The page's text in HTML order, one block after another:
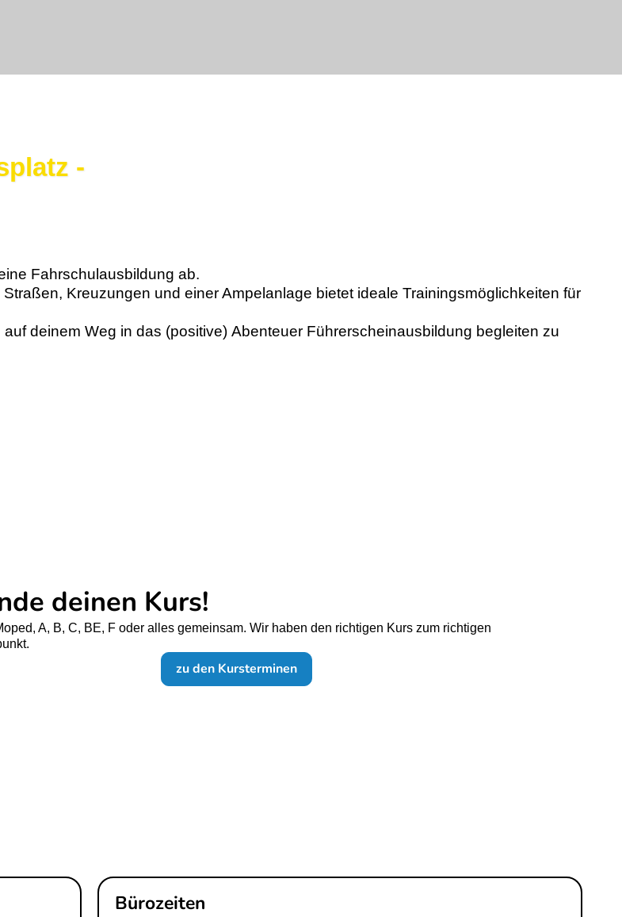
-
Fahrschulausbildung ab.
Kreuzungen und einer Ampel­anlage bietet ideale Trainings­möglich­keiten für
deinem Weg in das (positive) Abenteuer Führerscheinausbil­dung be­gleiten zu
deinen Kurs!
A, B, C, BE, F oder alles gemeinsam. Wir haben den richtigen Kurs zum richtigen
zu den Kursterminen
Bürozeiten